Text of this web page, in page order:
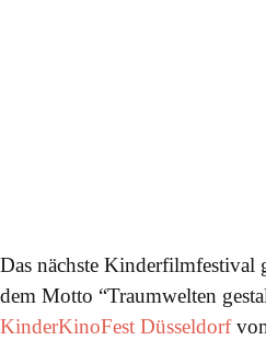
Das nächste Kinderfilmfestival
dem Motto “Traumwelten
KinderKinoFest Düsseldorf